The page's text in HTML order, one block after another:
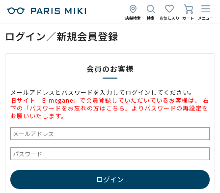
店舗検索 検索 お気に入り カート メニュー
ログイン／新規会員登録
会員のお客様
メールアドレスとパスワードを入力してログインしてください。
旧サイト「E-megane」で会員登録していただいているお客様は、 右
下の「パスワードをお忘れの方はこちら」よりパスワードの再設定を
お願いいたします。